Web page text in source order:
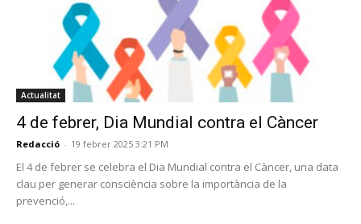
Actualitat
4 de febrer, Dia Mundial contra el Càncer
Redacció - 19 febrer 2025 3:21 PM
El 4 de febrer se celebra el Dia Mundial contra el Càncer, una data
clau per generar consciència sobre la importància de la
prevenció,...